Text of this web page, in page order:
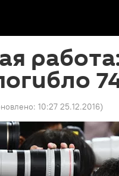
10:27 25.12.2016)